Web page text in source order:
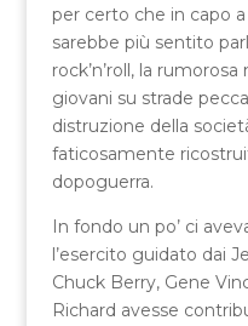
per certo che in capo
sarebbe più sentito
rock’n’roll, la
giovani su strade
distruzione della
faticosamente
dopoguerra.
In fondo un po’ ci
l’esercito guidato dai
Chuck Berry, Gene
Richard avesse